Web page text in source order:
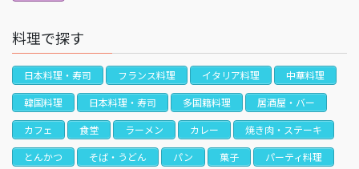
料理で探す
日本料理・寿司 フランス料理 イタリア料理
中華料理
韓国料理
日本料理・寿司 多国籍料理
居酒屋・バー
カフェ
食堂 ラーメン カレー
焼き肉・ステーキ
とんかつ
そば・うどん パン 菓子 パーティ料理